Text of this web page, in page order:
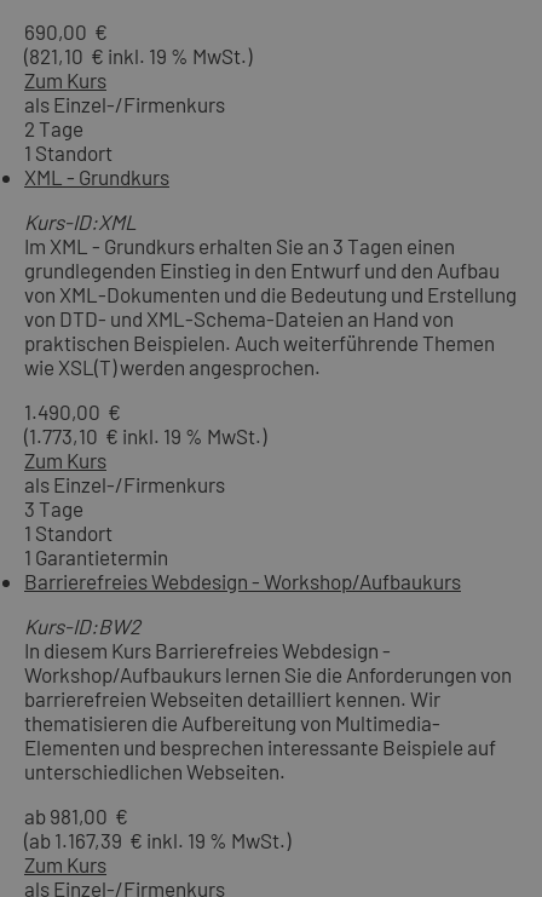
690,00 €
(821,10 € inkl. 19 % MwSt.)
Zum Kurs
als Einzel-/Firmenkurs
2 Tage
1 Standort
XML - Grundkurs
Kurs-ID:XML
Im XML - Grundkurs erhalten Sie an 3 Tagen einen
grundlegenden Einstieg in den Entwurf und den Aufbau
von XML-Dokumenten und die Bedeutung und Erstellung
von DTD- und XML-Schema-Dateien an Hand von
praktischen Beispielen. Auch weiterführende Themen
wie XSL(T) werden angesprochen.
1.490,00 €
(1.773,10 € inkl. 19 % MwSt.)
Zum Kurs
als Einzel-/Firmenkurs
3 Tage
1 Standort
1 Garantietermin
Barrierefreies Webdesign - Workshop/Aufbaukurs
Kurs-ID:BW2
In diesem Kurs Barrierefreies Webdesign -
Workshop/Aufbaukurs lernen Sie die Anforderungen von
barrierefreien Webseiten detailliert kennen. Wir
thematisieren die Aufbereitung von Multimedia-
Elementen und besprechen interessante Beispiele auf
unterschiedlichen Webseiten.
ab 981,00 €
(ab 1.167,39 € inkl. 19 % MwSt.)
Zum Kurs
als Einzel-/Firmenkurs